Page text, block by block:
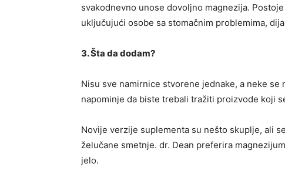
svakodnevno unose dovoljno magnezija.
uključujući osobe sa stomačnim problemima,
3. Šta da dodam?
Nisu sve namirnice stvorene jednake, a neke
napominje da biste trebali tražiti proizvode koji
Novije verzije suplementa su nešto skuplje, ali
želučane smetnje. dr. Dean preferira
jelo.